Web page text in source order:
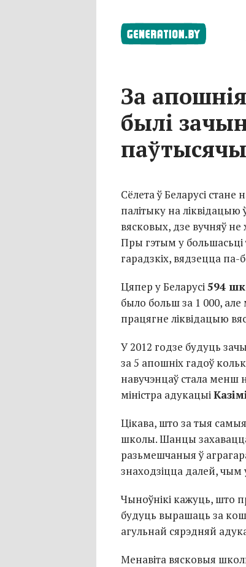
За
былі
Сёлета ў Беларусі
палітыку на
вясковых, дзе вучняў не
Пры гэтым у большасьці
гарадзкіх, вядзецца па-
Цяпер у Беларусі 594
было больш за 1 000, але
працягне ліквідацыю
У 2012 годзе будуць
за 5 апошніх гадоў
навучэнцаў стала менш
міністра адукацыі
Цікава, што за тыя
школы. Шанцы
разьмешчаныя ў
знаходзіцца далей, чым
Чыноўнікі кажуць, што
будуць вырашаць за
агульнай сярэдняй
Менавіта вясковыя